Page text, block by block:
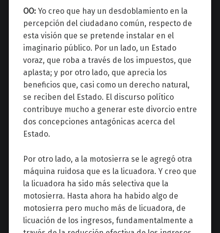
OO:Yo creo que hay un desdoblamiento en la
percepción del ciudadano común, respecto de
esta visión que se pretende instalar en el
imaginario público. Por un lado, un Estado
voraz, que roba a través de los impuestos, que
aplasta; y por otro lado, que aprecia los
beneficios que, casi como un derecho natural,
se reciben del Estado. El discurso político
contribuye mucho a generar este divorcio entre
dos concepciones antagónicas acerca del
Estado.
Por otro lado, a la motosierra se le agregó otra
máquina ruidosa que es la licuadora. Y creo que
la licuadora ha sido más selectiva que la
motosierra. Hasta ahora ha habido algo de
motosierra pero mucho más de licuadora, de
licuación de los ingresos, fundamentalmente a